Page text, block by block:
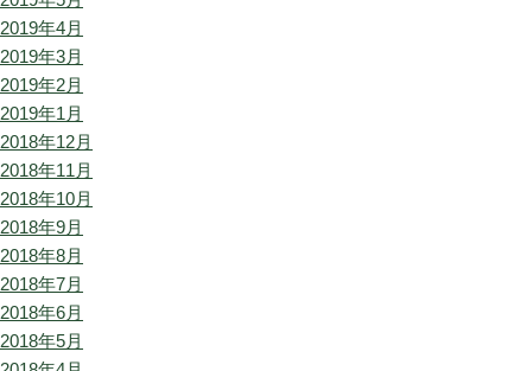
2019年4月
2019年3月
2019年2月
2019年1月
2018年12月
2018年11月
2018年10月
2018年9月
2018年8月
2018年7月
2018年6月
2018年5月